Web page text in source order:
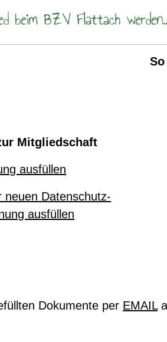
Mitgliedschaft
ausfüllen
neuen Datenschutz-
ausfüllen
Dokumente per EMAIL